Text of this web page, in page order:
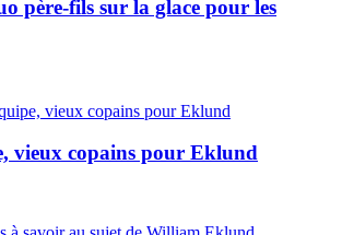
père-fils sur la glace pour les
vieux copains pour Eklund